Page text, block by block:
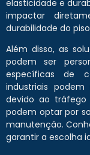
elasticidade e
impactar
durabilidade do
Além disso, as
podem ser
específicas de
industriais
devido ao tráfego
podem optar por
manutenção.
garantir a escolha